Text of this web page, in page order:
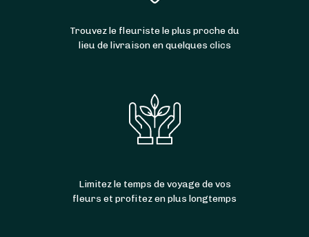
Trouvez le fleuriste le plus proche du
lieu de livraison en quelques clics
Limitez le temps de voyage de vos
fleurs et profitez en plus longtemps